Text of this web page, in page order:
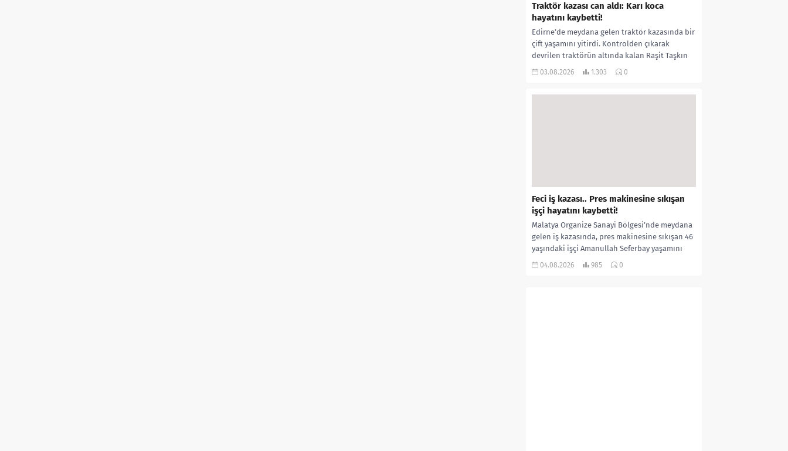
Traktör kazası can aldı: Karı koca
hayatını kaybetti!
Edirne’de meydana gelen traktör kazasında bir
çift yaşamını yitirdi. Kontrolden çıkarak
devrilen traktörün altında kalan Raşit Taşkın
ile eşi Fatma...
03.08.2026 1.303 0
Feci iş kazası.. Pres makinesine sıkışan
işçi hayatını kaybetti!
Malatya Organize Sanayi Bölgesi’nde meydana
gelen iş kazasında, pres makinesine sıkışan 46
yaşındaki işçi Amanullah Seferbay yaşamını
yitirdi. Olayla ilgili...
04.08.2026 985 0